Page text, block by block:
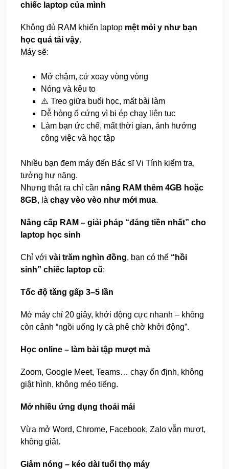
chiếc laptop của mình
Không đủ RAM khiến laptop mệt mỏi y như bạn
học quá tải vậy.
Máy sẽ:
Mở chậm, cứ xoay vòng vòng
Nóng và kêu to
⚠️ Treo giữa buổi học, mất bài làm
Dễ hỏng ổ cứng vì bị ép chạy liên tục
Làm bạn ức chế, mất thời gian, ảnh hưởng
công việc và học tập
Nhiều bạn đem máy đến Bác sĩ Vi Tính kiểm tra,
tưởng hư nặng.
Nhưng thật ra chỉ cần nâng RAM thêm 4GB hoặc
8GB, là chạy vèo vèo như mới mua.
Nâng cấp RAM – giải pháp “đáng tiền nhất” cho
laptop học sinh
Chỉ với vài trăm nghìn đồng, bạn có thể “hồi
sinh” chiếc laptop cũ:
Tốc độ tăng gấp 3–5 lần
Mở máy chỉ 20 giây, khởi động cực nhanh – không
còn cảnh “ngồi uống ly cà phê chờ khởi động”.
Học online – làm bài tập mượt mà
Zoom, Google Meet, Teams… chạy ổn định, không
giật hình, không méo tiếng.
Mở nhiều ứng dụng thoải mái
Vừa mở Word, Chrome, Facebook, Zalo vẫn mượt,
không giật.
Giảm nóng – kéo dài tuổi thọ máy